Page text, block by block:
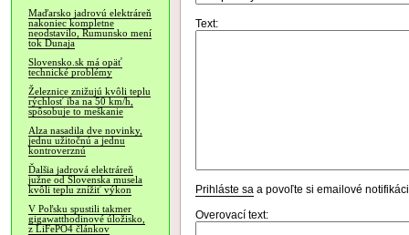
Maďarsko jadrovú elektráreň
nakoniec kompletne
neodstavilo, Rumunsko mení
tok Dunaja
Slovensko.sk má opäť
technické problémy
Železnice znižujú kvôli teplu
rýchlosť iba na 50 km/h,
spôsobuje to meškanie
Alza nasadila dve novinky,
jednu užitočnú a jednu
kontroverznú
Ďalšia jadrová elektráreň
južne od Slovenska musela
kvôli teplu znížiť výkon
V Poľsku spustili takmer
gigawatthodinové úložisko,
z LiFePO4 článkov
Text:
Prihláste sa a povoľte si emailové
Overovací text: